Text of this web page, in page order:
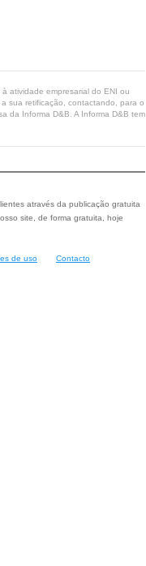
atividade empresarial do ENI ou
sua retificação, contactando, para o
da Informa D&B. A Informa D&B tem
através da publicação gratuita
site, de forma gratuita, hoje
de uso Contacto